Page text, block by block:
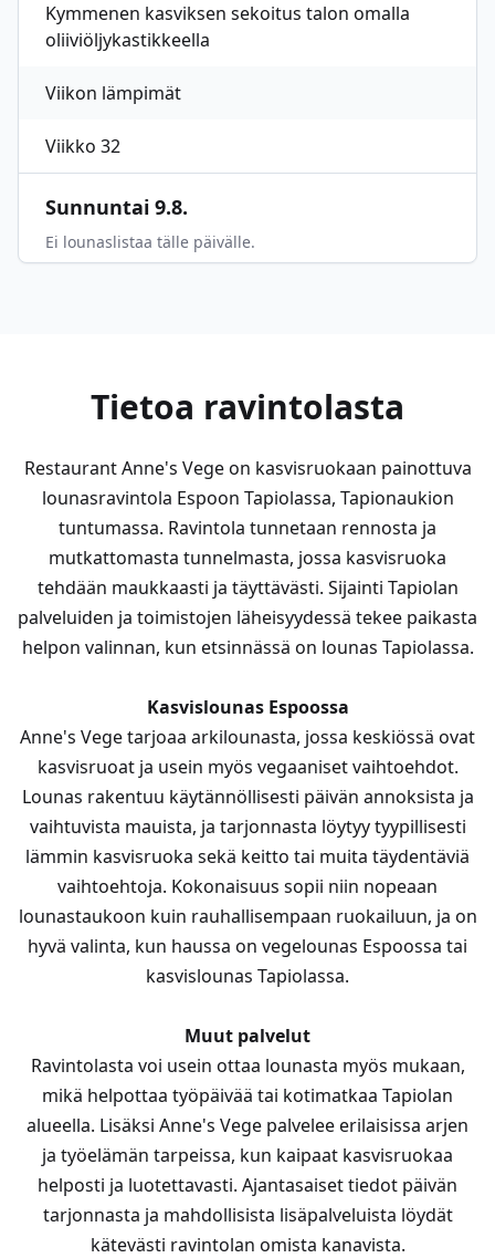
Kymmenen kasviksen sekoitus talon omalla
oliiviöljykastikkeella
Viikon lämpimät
Viikko 32
Sunnuntai 9.8.
Ei lounaslistaa tälle päivälle.
Tietoa ravintolasta
Restaurant Anne's Vege on kasvisruokaan painottuva
lounasravintola Espoon Tapiolassa, Tapionaukion
tuntumassa. Ravintola tunnetaan rennosta ja
mutkattomasta tunnelmasta, jossa kasvisruoka
tehdään maukkaasti ja täyttävästi. Sijainti Tapiolan
palveluiden ja toimistojen läheisyydessä tekee paikasta
helpon valinnan, kun etsinnässä on lounas Tapiolassa.
Kasvislounas Espoossa
Anne's Vege tarjoaa arkilounasta, jossa keskiössä ovat
kasvisruoat ja usein myös vegaaniset vaihtoehdot.
Lounas rakentuu käytännöllisesti päivän annoksista ja
vaihtuvista mauista, ja tarjonnasta löytyy tyypillisesti
lämmin kasvisruoka sekä keitto tai muita täydentäviä
vaihtoehtoja. Kokonaisuus sopii niin nopeaan
lounastaukoon kuin rauhallisempaan ruokailuun, ja on
hyvä valinta, kun haussa on vegelounas Espoossa tai
kasvislounas Tapiolassa.
Muut palvelut
Ravintolasta voi usein ottaa lounasta myös mukaan,
mikä helpottaa työpäivää tai kotimatkaa Tapiolan
alueella. Lisäksi Anne's Vege palvelee erilaisissa arjen
ja työelämän tarpeissa, kun kaipaat kasvisruokaa
helposti ja luotettavasti. Ajantasaiset tiedot päivän
tarjonnasta ja mahdollisista lisäpalveluista löydät
kätevästi ravintolan omista kanavista.